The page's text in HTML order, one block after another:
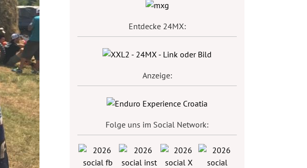
Entdecke 24MX:
Anzeige:
Folge uns im Social Network: